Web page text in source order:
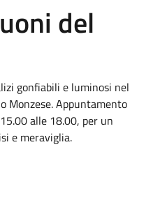
del
gonfiabili e luminosi nel
Monzese. Appuntamento
alle 18.00, per un
e meraviglia.